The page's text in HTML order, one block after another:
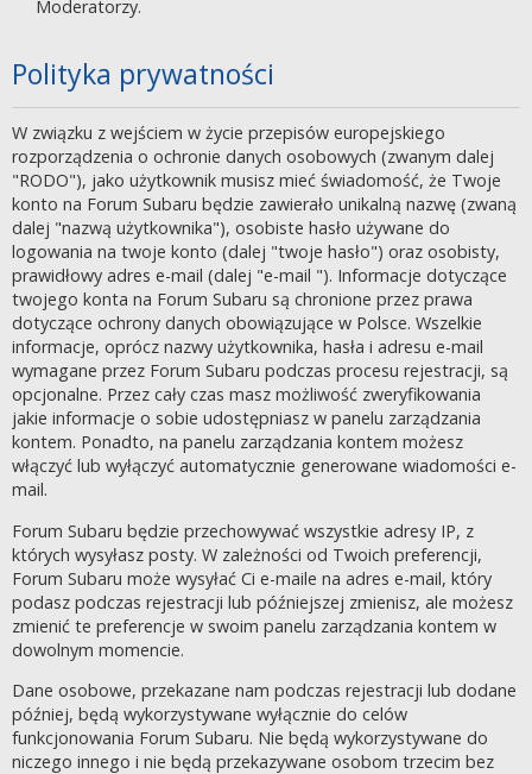
Moderatorzy.
Polityka prywatności
W związku z wejściem w życie przepisów europejskiego
rozporządzenia o ochronie danych osobowych (zwanym dalej
"RODO"), jako użytkownik musisz mieć świadomość, że Twoje
konto na Forum Subaru będzie zawierało unikalną nazwę (zwaną
dalej "nazwą użytkownika"), osobiste hasło używane do
logowania na twoje konto (dalej "twoje hasło") oraz osobisty,
prawidłowy adres e-mail (dalej "e-mail "). Informacje dotyczące
twojego konta na Forum Subaru są chronione przez prawa
dotyczące ochrony danych obowiązujące w Polsce. Wszelkie
informacje, oprócz nazwy użytkownika, hasła i adresu e-mail
wymagane przez Forum Subaru podczas procesu rejestracji, są
opcjonalne. Przez cały czas masz możliwość zweryfikowania
jakie informacje o sobie udostępniasz w panelu zarządzania
kontem. Ponadto, na panelu zarządzania kontem możesz
włączyć lub wyłączyć automatycznie generowane wiadomości e-
mail.
Forum Subaru będzie przechowywać wszystkie adresy IP, z
których wysyłasz posty. W zależności od Twoich preferencji,
Forum Subaru może wysyłać Ci e-maile na adres e-mail, który
podasz podczas rejestracji lub późniejszej zmienisz, ale możesz
zmienić te preferencje w swoim panelu zarządzania kontem w
dowolnym momencie.
Dane osobowe, przekazane nam podczas rejestracji lub dodane
później, będą wykorzystywane wyłącznie do celów
funkcjonowania Forum Subaru. Nie będą wykorzystywane do
niczego innego i nie będą przekazywane osobom trzecim bez